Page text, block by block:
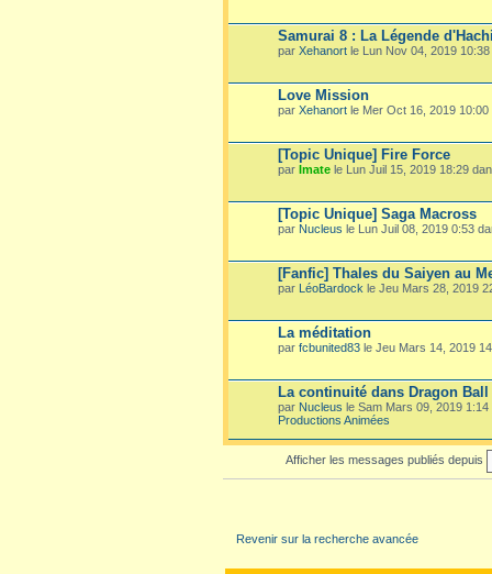
Samurai 8 : La Légende
par Xehanort le Lun Nov 04, 2019
Love Mission
par Xehanort le Mer Oct 16, 2019
[Topic Unique] Fire Force
par Imate le Lun Juil 15, 2019 18:29
[Topic Unique] Saga Macross
par Nucleus le Lun Juil 08, 2019 0:53
[Fanfic] Thales du Saiyen au
par LéoBardock le Jeu Mars 28, 2019
La méditation
par fcbunited83 le Jeu Mars 14, 2019
La continuité dans Dragon Ball
par Nucleus le Sam Mars 09, 2019
Productions Animées
Afficher les messages publiés depuis
Revenir sur la recherche avancée